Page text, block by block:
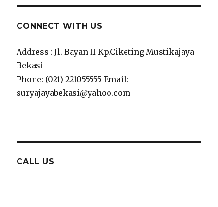
CONNECT WITH US
Address : Jl. Bayan II Kp.Ciketing Mustikajaya
Bekasi
Phone: (021) 221055555 Email:
suryajayabekasi@yahoo.com
CALL US